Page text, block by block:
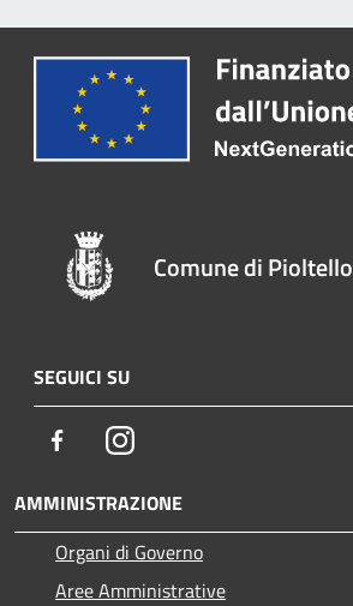
Comune di Pioltello
SEGUICI SU
FacebookInstagram
AMMINISTRAZIONE
Organi di Governo
Aree Amministrative